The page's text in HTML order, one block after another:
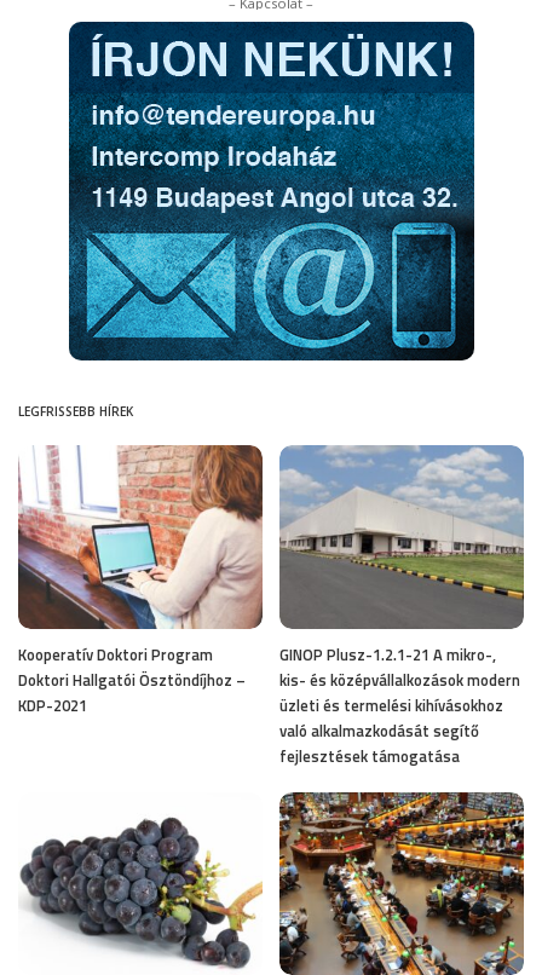
LEGFRISSEBB HÍREK
Kooperatív Doktori Program
Doktori Hallgatói Ösztöndíjhoz –
KDP-2021
GINOP Plusz-1.2.1-21 A mikro-,
kis- és középvállalkozások modern
üzleti és termelési kihívásokhoz
való alkalmazkodását segítő
fejlesztések támogatása